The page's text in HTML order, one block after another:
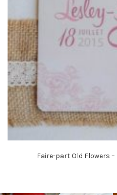
Faire-part Old Flowers –